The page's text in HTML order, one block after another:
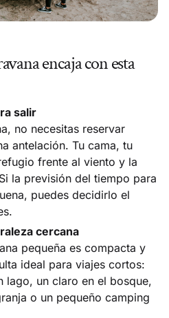
encaja con esta
salir
no necesitas reservar
antelación. Tu cama, tu
frente al viento y la
la previsión del tiempo para
puedes decidirlo el
cercana
pequeña es compacta y
ideal para viajes cortos:
lago, un claro en el bosque,
o un pequeño camping